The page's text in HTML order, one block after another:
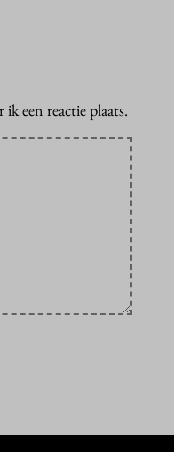
een reactie plaats.